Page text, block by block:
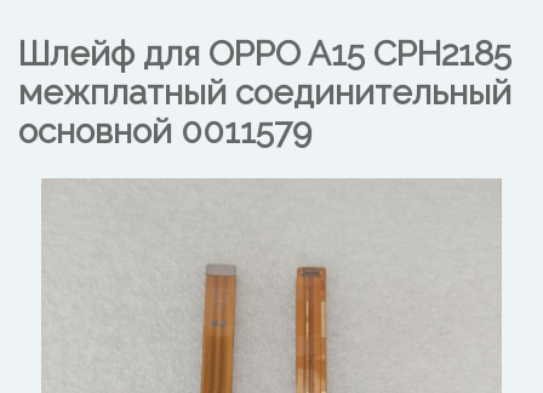
Шлейф для OPPO A15 CPH2185
межплатный соединительный
основной 0011579